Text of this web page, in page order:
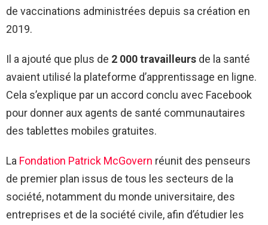
de vaccinations administrées depuis sa création en
2019.
Il a ajouté que plus de 2 000 travailleurs de la santé
avaient utilisé la plateforme d’apprentissage en ligne.
Cela s’explique par un accord conclu avec Facebook
pour donner aux agents de santé communautaires
des tablettes mobiles gratuites.
La Fondation Patrick McGovern réunit des penseurs
de premier plan issus de tous les secteurs de la
société, notamment du monde universitaire, des
entreprises et de la société civile, afin d’étudier les